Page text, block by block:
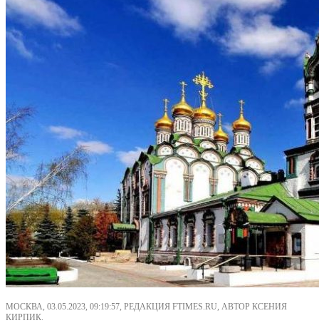
МОСКВА, 03.05.2023, 09:19:57, РЕДАКЦИЯ FTIMES.RU, АВТОР КСЕНИЯ
КИРПИК.